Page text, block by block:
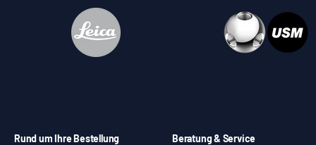
Rund um Ihre Bestellung Beratung & Service